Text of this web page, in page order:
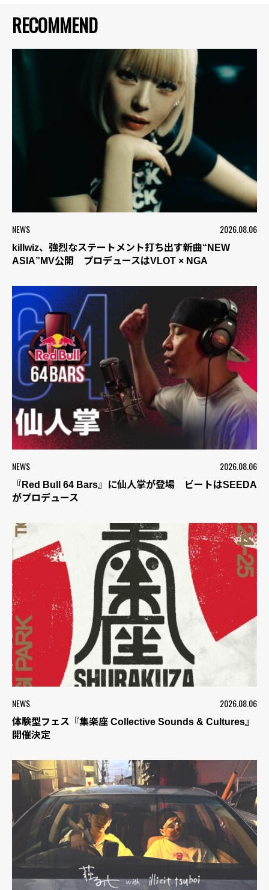
RECOMMEND
NEWS 2026.08.06
killwiz、強烈なステートメント打ち出す新曲“NEW
ASIA”MV公開 プロデュースはVLOT × NGA
NEWS 2026.08.06
『Red Bull 64 Bars』に仙人掌が登場 ビートはSEEDA
がプロデュース
NEWS 2026.08.06
体験型フェス『集楽座 Collective Sounds & Cultures』
開催決定